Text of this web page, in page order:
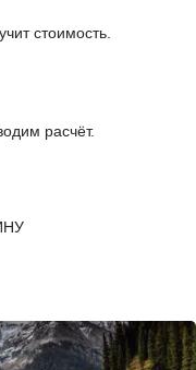
стоимость.
расчёт.